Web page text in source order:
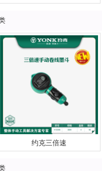
约克三倍速